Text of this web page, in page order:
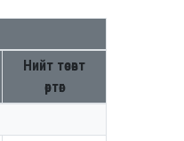
Нийт төсөвт
өртөг